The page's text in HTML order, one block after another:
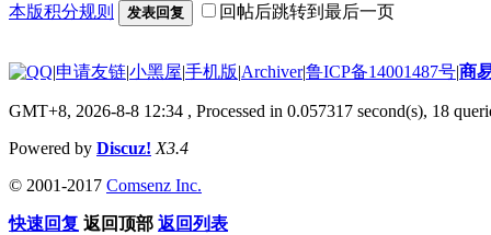
本版积分规则 发表回复 回帖后跳转到最后一页
|申请友链|小黑屋|手机版|Archiver|鲁ICP备14001487号|商
GMT+8, 2026-8-8 12:34 , Processed in 0.057317 second(s), 18
Powered by Discuz! X3.4
© 2001-2017 Comsenz Inc.
快速回复 返回顶部 返回列表